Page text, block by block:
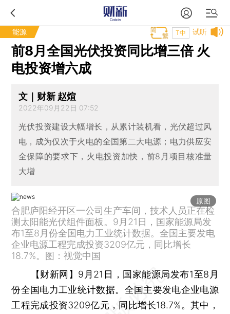
能源 试听
T中
前8月全国光伏投资同比增三倍 火
电投资增六成
文｜财新 赵煊
2022年09月22日 07:52
光伏投资建设大幅增长，从累计装机看，光伏超过风
电，成为仅次于火电的全国第二大电源；电力供应安
全保障的要求下，火电投资加快，前8月项目核准量
大增
原图
合肥庐阳经开区一公司生产车间，技术人员正在检
测太阳能光伏组件面板。9月21日，国家能源局发
布1至8月份全国电力工业统计数据。全国主要发电
企业电源工程完成投资3209亿元，同比增长
18.7%。图：视觉中国
【财新网】 9月21日，国家能源局发布1至8月
份全国电力工业统计数据。全国主要发电企业电源
工程完成投资3209亿元，同比增长18.7%。其中，